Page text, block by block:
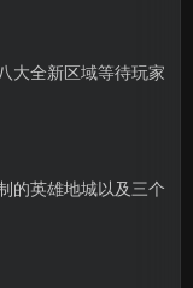
大全新区域等待玩家
的英雄地城以及三个